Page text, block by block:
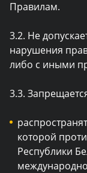
Правилам.
3.2. Не
нарушения
либо с иными
3.3.
которой
Республики